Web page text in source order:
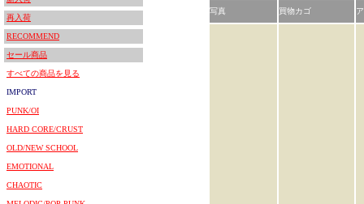
再入荷
RECOMMEND
セール商品
すべての商品を見る
IMPORT
PUNK/OI
HARD CORE/CRUST
OLD/NEW SCHOOL
EMOTIONAL
CHAOTIC
写真 買物カゴ